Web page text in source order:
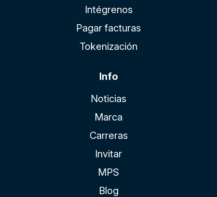
Intégrenos
Pagar facturas
Tokenización
Info
Noticias
Marca
Carreras
Invitar
MPS
Blog